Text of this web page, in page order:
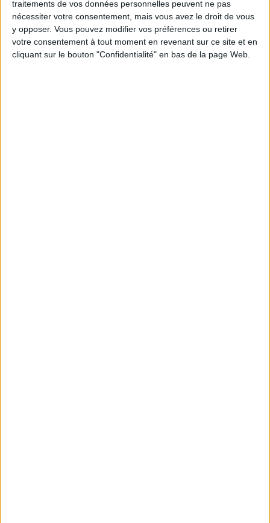
traitements de vos données personnelles peuvent ne pas
nécessiter votre consentement, mais vous avez le droit de vous
y opposer. Vous pouvez modifier vos préférences ou retirer
votre consentement à tout moment en revenant sur ce site et en
cliquant sur le bouton "Confidentialité" en bas de la page Web.
THE BEST HOTELS FOR A SPA AND GASTRONOMY WEEKEND